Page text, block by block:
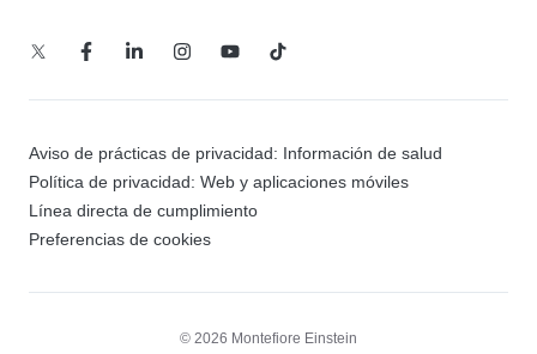
Aviso de prácticas de privacidad: Información de salud
Política de privacidad: Web y aplicaciones móviles
Línea directa de cumplimiento
Preferencias de cookies
© 2026 Montefiore Einstein